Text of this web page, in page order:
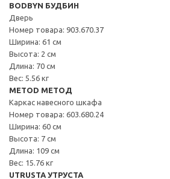
BODBYN БУДБИН
Дверь
Номер товара: 903.670.37
Ширина: 61 см
Высота: 2 см
Длина: 70 см
Вес: 5.56 кг
METOD МЕТОД
Каркас навесного шкафа
Номер товара: 603.680.24
Ширина: 60 см
Высота: 7 см
Длина: 109 см
Вес: 15.76 кг
UTRUSTA УТРУСТА